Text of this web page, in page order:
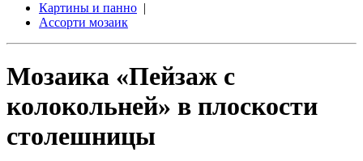
Картины и панно |
Ассорти мозаик
Мозаика «Пейзаж с
колокольней» в плоскости
столешницы